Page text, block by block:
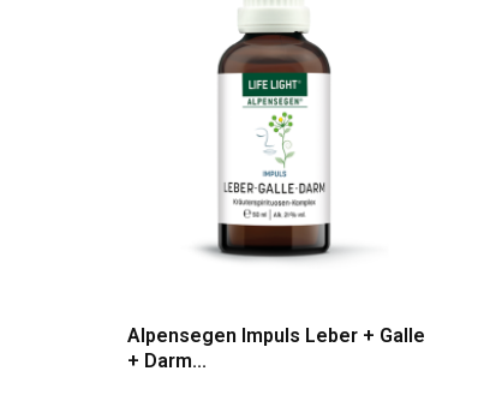
Alpensegen Impuls Leber + Galle
+ Darm...